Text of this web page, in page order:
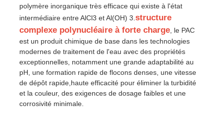
Aperçu
Produits
polymère inorganique très efficace qui existe à l'état
intermédiaire entre AlCl3 et Al(OH) 3.structure
complexe polynucléaire à forte charge , le PAC
est un produit chimique de base dans les technologies
modernes de traitement de l'eau avec des propriétés
exceptionnelles, notamment une grande adaptabilité au
pH, une formation rapide de flocons denses, une vitesse
de dépôt rapide,haute efficacité pour éliminer la turbidité
et la couleur, des exigences de dosage faibles et une
corrosivité minimale.